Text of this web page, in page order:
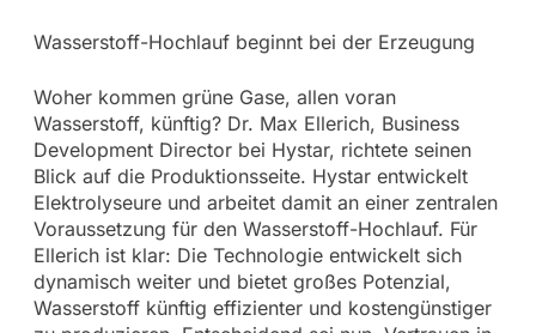
Wasserstoff-Hochlauf beginnt bei der Erzeugung
Woher kommen grüne Gase, allen voran
Wasserstoff, künftig? Dr. Max Ellerich, Business
Development Director bei Hystar, richtete seinen
Blick auf die Produktionsseite. Hystar entwickelt
Elektrolyseure und arbeitet damit an einer zentralen
Voraussetzung für den Wasserstoff-Hochlauf. Für
Ellerich ist klar: Die Technologie entwickelt sich
dynamisch weiter und bietet großes Potenzial,
Wasserstoff künftig effizienter und kostengünstiger